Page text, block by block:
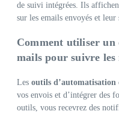
de suivi intégrées. Ils
sur les emails envoyés et leur
Comment utiliser un
mails pour suivre les
Les outils d’automatisation
vos envois et d’intégrer des
outils, vous recevrez des